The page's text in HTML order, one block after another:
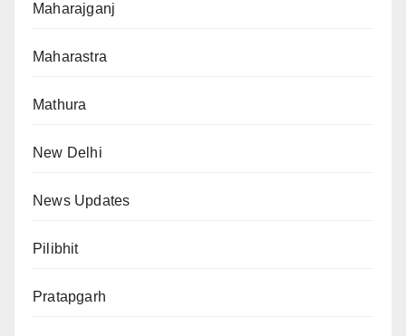
Maharajganj
Maharastra
Mathura
New Delhi
News Updates
Pilibhit
Pratapgarh